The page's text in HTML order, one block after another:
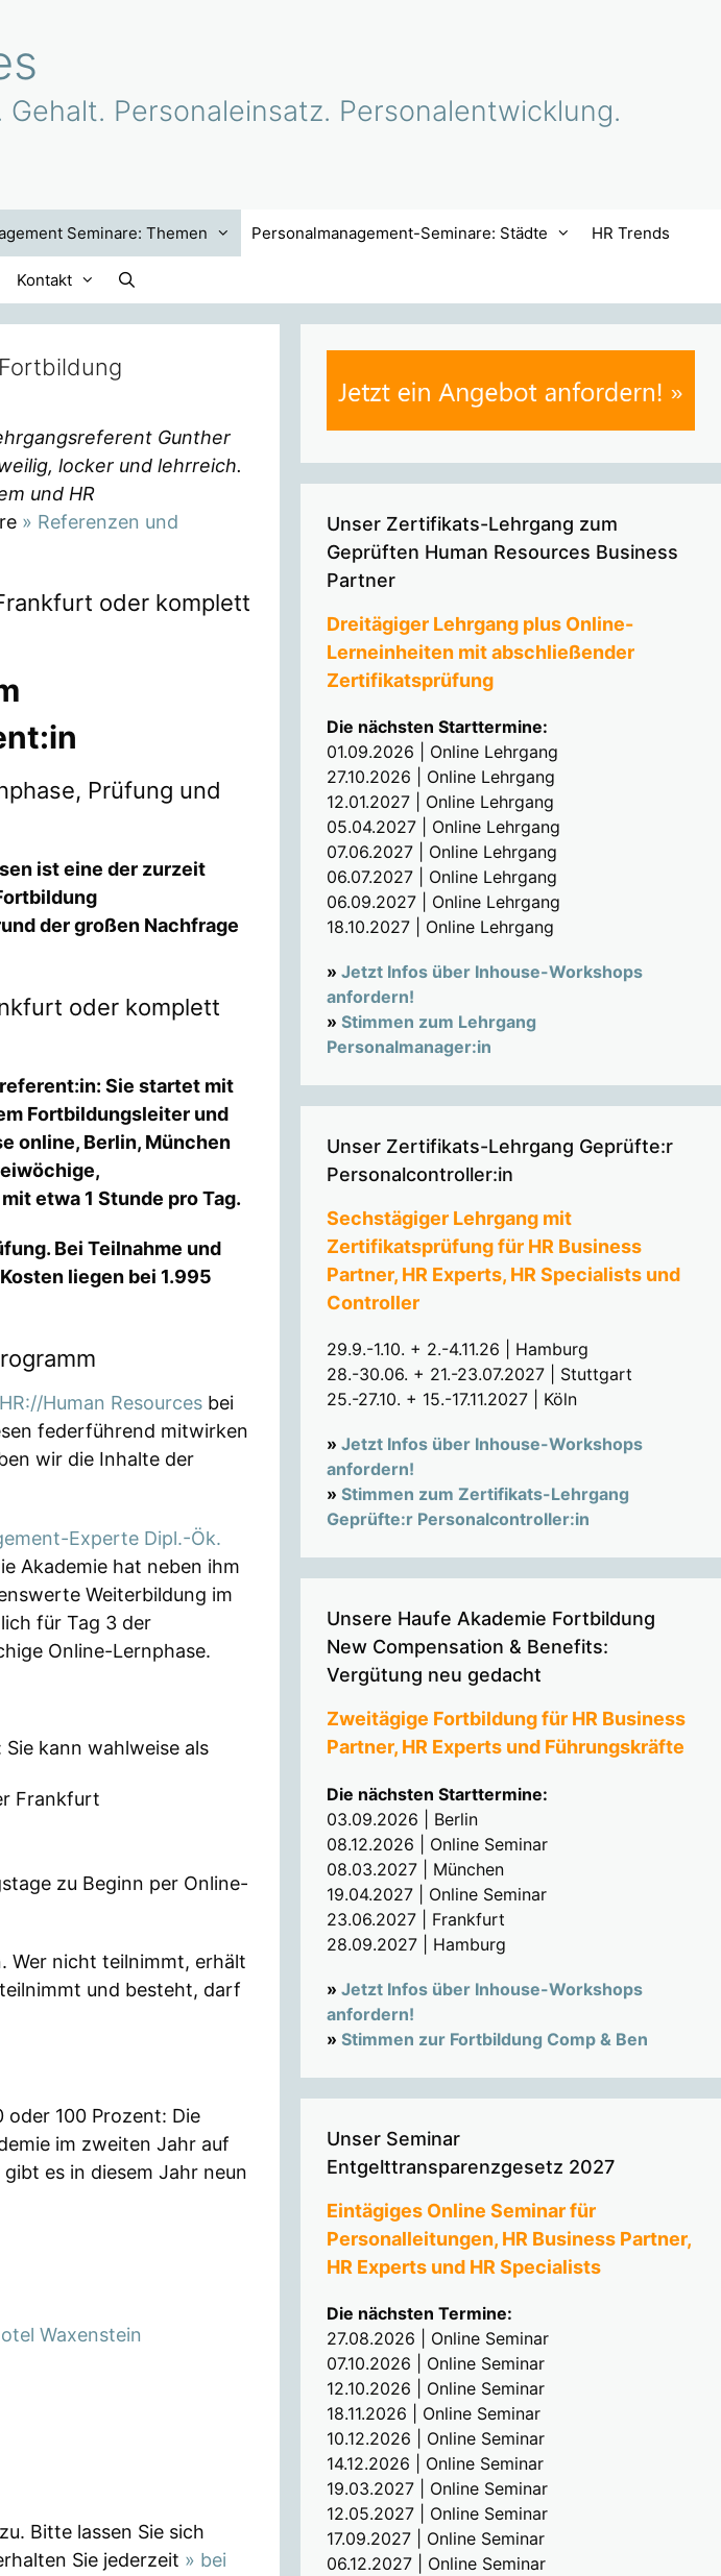
Personaleinsatz. Personalentwicklung.
Seminare: Themen Personalmanagement-Seminare: Städte HR Trends
Kontakt
Gunther
locker und lehrreich.
und HR
» Referenzen und
oder komplett
Prüfung und
ist eine der zurzeit
der großen Nachfrage
oder komplett
Sie startet mit
Fortbildungsleiter und
online, Berlin, München
etwa 1 Stunde pro Tag.
Bei Teilnahme und
liegen bei 1.995
HR://Human Resources bei
federführend mitwirken
wir die Inhalte der
Experte Dipl.-Ök.
Akademie hat neben ihm
Weiterbildung im
für Tag 3 der
Online-Lernphase.
kann wahlweise als
Frankfurt
zu Beginn per Online-
Wer nicht teilnimmt, erhält
und besteht, darf
100 Prozent: Die
im zweiten Jahr auf
es in diesem Jahr neun
Waxenstein
Bitte lassen Sie sich
Sie jederzeit » bei
Unser Zertifikats-Lehrgang zum
Geprüften Human Resources Business
Partner
Dreitägiger Lehrgang plus Online-
Lerneinheiten mit abschließender
Zertifikatsprüfung
Die nächsten Starttermine:
01.09.2026 | Online Lehrgang
27.10.2026 | Online Lehrgang
12.01.2027 | Online Lehrgang
05.04.2027 | Online Lehrgang
07.06.2027 | Online Lehrgang
06.07.2027 | Online Lehrgang
06.09.2027 | Online Lehrgang
18.10.2027 | Online Lehrgang
» Jetzt Infos über Inhouse-Workshops
anfordern!
» Stimmen zum Lehrgang
Personalmanager:in
Unser Zertifikats-Lehrgang Geprüfte:r
Personalcontroller:in
Sechstägiger Lehrgang mit
Zertifikatsprüfung für HR Business
Partner, HR Experts, HR Specialists und
Controller
29.9.-1.10. + 2.-4.11.26 | Hamburg
28.-30.06. + 21.-23.07.2027 | Stuttgart
25.-27.10. + 15.-17.11.2027 | Köln
» Jetzt Infos über Inhouse-Workshops
anfordern!
» Stimmen zum Zertifikats-Lehrgang
Geprüfte:r Personalcontroller:in
Unsere Haufe Akademie Fortbildung
New Compensation & Benefits:
Vergütung neu gedacht
Zweitägige Fortbildung für HR Business
Partner, HR Experts und Führungskräfte
Die nächsten Starttermine:
03.09.2026 | Berlin
08.12.2026 | Online Seminar
08.03.2027 | München
19.04.2027 | Online Seminar
23.06.2027 | Frankfurt
28.09.2027 | Hamburg
» Jetzt Infos über Inhouse-Workshops
anfordern!
» Stimmen zur Fortbildung Comp & Ben
Unser Seminar
Entgelttransparenzgesetz 2027
Eintägiges Online Seminar für
Personalleitungen, HR Business Partner,
HR Experts und HR Specialists
Die nächsten Termine:
27.08.2026 | Online Seminar
07.10.2026 | Online Seminar
12.10.2026 | Online Seminar
18.11.2026 | Online Seminar
10.12.2026 | Online Seminar
14.12.2026 | Online Seminar
19.03.2027 | Online Seminar
12.05.2027 | Online Seminar
17.09.2027 | Online Seminar
06.12.2027 | Online Seminar